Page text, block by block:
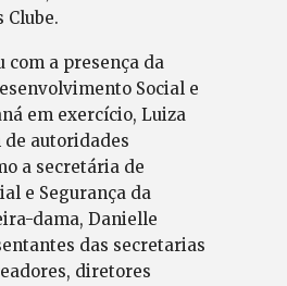
Clube.
com a presença da
Social e
em exercício, Luiza
autoridades
a secretária de
e Segurança da
dama, Danielle
das secretarias
diretores